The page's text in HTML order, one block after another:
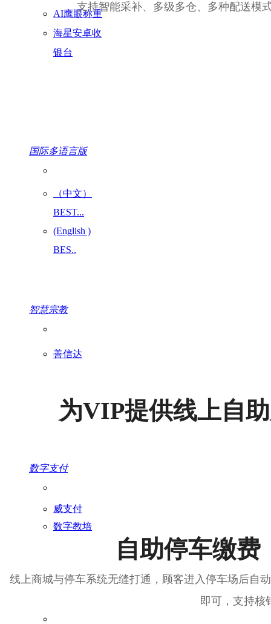
AI鹰眼称重
海星安卓收
银台
国际多语言版
（中文）
BEST...
(English )
BES..
智慧宗教
善信达
数字支付
威支付
数字教培
支持智能采补、多级多仓、多种配送模
为VIP提供线上自
自助停车缴费
线上商城与停车系统无缝打通，顾客进入停车场后自
即可，支持核